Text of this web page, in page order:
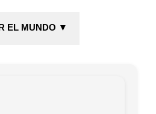
EL MUNDO ▼